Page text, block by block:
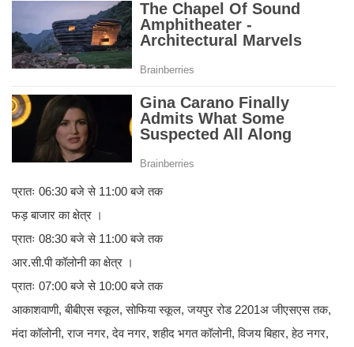
प्रातः 06:30 बजे से 11:00 बजे तक
फड़ बाजार का क्षेत्र ।
प्रातः 08:30 बजे से 11:00 बजे तक
आर.सी.पी कॉलोनी का क्षेत्र ।
प्रातः 07:00 बजे से 10:00 बजे तक
आकाशवाणी, बीबीएस स्कूल, सोफिया स्कूल, जयपुर रोड 2201अ जीएसएस तक,
मंदा कॉलोनी, राज नगर, देव नगर, शहीद भगत कॉलोनी, विजय बिहार, हेठ नगर,